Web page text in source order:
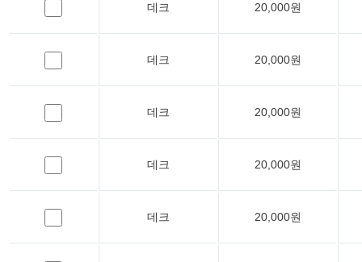
데크 20,000원
데크 20,000원
데크 20,000원
데크 20,000원
데크 20,000원